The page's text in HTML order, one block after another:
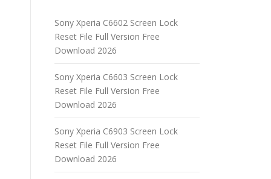
Sony Xperia C6602 Screen Lock
Reset File Full Version Free
Download 2026
Sony Xperia C6603 Screen Lock
Reset File Full Version Free
Download 2026
Sony Xperia C6903 Screen Lock
Reset File Full Version Free
Download 2026